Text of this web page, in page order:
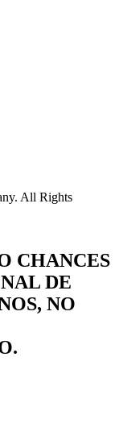
All Rights
CHANCES
DE
NO